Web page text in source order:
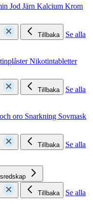
Jod Järn Kalcium Krom
Tillbaka
Se alla
Nikotintabletter
Tillbaka
Se alla
oro Snarkning Sovmask
Tillbaka
Se alla
Tillbaka
Se alla